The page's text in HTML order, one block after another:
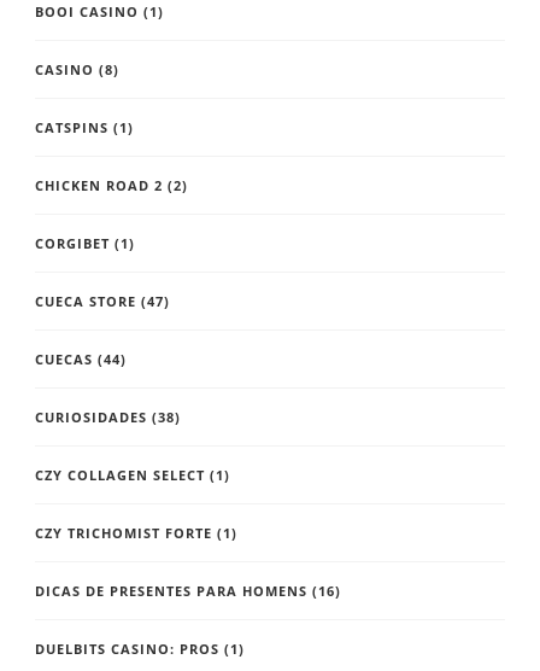
BOOI CASINO (1)
CASINO (8)
CATSPINS (1)
CHICKEN ROAD 2 (2)
CORGIBET (1)
CUECA STORE (47)
CUECAS (44)
CURIOSIDADES (38)
CZY COLLAGEN SELECT (1)
CZY TRICHOMIST FORTE (1)
DICAS DE PRESENTES PARA HOMENS (16)
DUELBITS CASINO: PROS (1)